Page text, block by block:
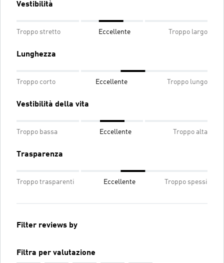
Vestibilità
Troppo stretto Eccellente Troppo largo
Lunghezza
Troppo corto Eccellente Troppo lungo
Vestibilità della vita
Troppo bassa Eccellente Troppo alta
Trasparenza
Troppo trasparenti Eccellente Troppo spessi
Filter reviews by
Filtra per valutazione